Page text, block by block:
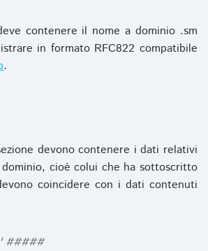
contenere il nome a dominio .sm
in formato RFC822 compatibile
.
devono contenere i dati relativi
cioè colui che ha sottoscritto
coincidere con i dati contenuti
#####